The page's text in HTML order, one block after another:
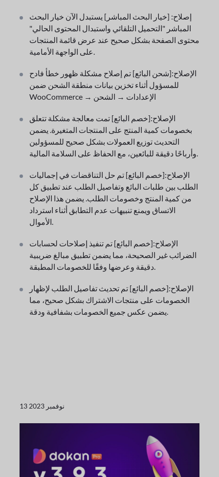
إصلاح: [خيار البحث المباشر] يستبدل الآن خيار البحث
المباشر "التحميل التلقائي واستبدال المحتوى الحالي"
محتوى الصفحة بشكل صحيح عند عرض قائمة المنتجات
على الواجهة الأمامية.
الإصلاح:[شحن البائع] تم إصلاح مشكلة ظهور خطأ فادح
للمسؤول أثناء تخزين بيانات منطقة الشحن ضمن
WooCommerce → الإعدادات → الشحن
الإصلاح:[خصم البائع] تمت معالجة مشكلة تتعلق
بخصومات كمية المنتج على المنتجات المتغيرة. يضمن
التحديث توزيع العمولات بشكل صحيح للمسؤولين
وأرباحًا دقيقة للبائعين، مع الحفاظ على السلامة المالية.
الإصلاح:[خصم البائع] تم حل التناقضات في إجماليات
الطلب بين طلبات البائع وتفاصيل الطلب عند تطبيق كل
من كمية المنتج وخصومات الطلب. يضمن هذا الإصلاح
الاتساق ويمنع تنبيهات عدم التطابق أثناء استرداد
الأموال.
الإصلاح:[خصم البائع] تم تنفيذ إصلاحات لحسابات
الضرائب غير الصحيحة، مما يضمن تطبيق مبالغ ضريبية
دقيقة وعرضها وفقًا للخصومات المطبقة.
الإصلاح:[خصم البائع] تم تحديث تفاصيل الطلب لإظهار
الخصومات على منتجات الاشتراك بشكل صحيح، مما
يضمن عكس جميع الخصومات بشفافية ودقة.
13 نوفمبر 2023